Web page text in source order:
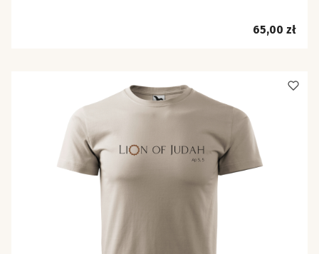
Cena
65,00 zł